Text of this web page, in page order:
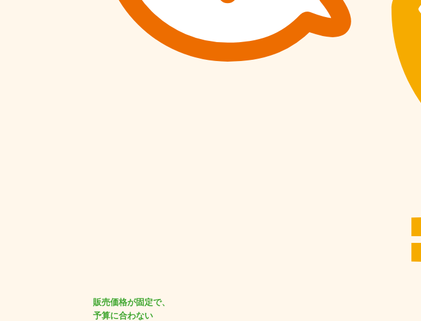
販売価格が固定で、
予算に合わない